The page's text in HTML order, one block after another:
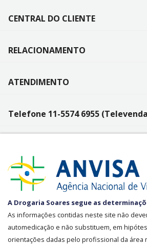
CENTRAL DO CLIENTE
RELACIONAMENTO
ATENDIMENTO
Telefone 11-5574 6955
A Drogaria Soares segue as
As informações contidas neste site não
automedicação e não substituem, em
orientações dadas pelo profissional da área